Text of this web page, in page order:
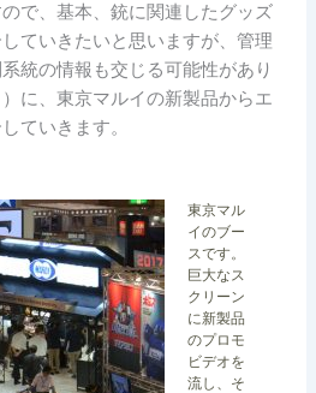
で、基本、銃に関連したグッズ
ていきたいと思いますが、管理
統の情報も交じる可能性があり
に、東京マルイの新製品からエ
ていきます。
東京マル
イのブー
スです。
巨大なス
クリーン
に新製品
のプロモ
ビデオを
流し、そ